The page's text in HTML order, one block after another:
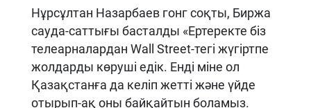
Нұрсұлтан Назарбаев гонг соқты, Биржа
сауда-саттығы басталды «Ертеректе біз
телеарналардан Wall Street-тегі жүгіртпе
жолдарды көруші едік. Енді міне ол
Қазақстанға да келіп жетті және үйде
отырып-ақ оны байқайтын боламыз.